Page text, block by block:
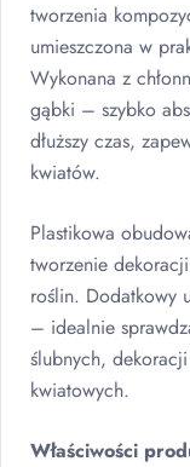
tworzenia
umieszczona w
Wykonana z
gąbki – szybko
dłuższy czas,
kwiatów.
Plastikowa
tworzenie
roślin. Dodatkowy
– idealnie
ślubnych,
kwiatowych.
Właściwości